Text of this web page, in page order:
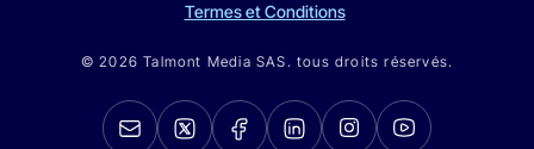
Termes et Conditions
© 2026 Talmont Media SAS. tous droits réservés.